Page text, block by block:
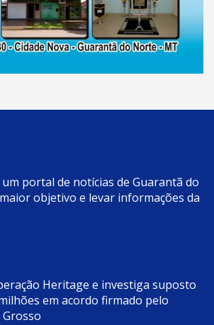
portal de notícias de Guarantã do
objetivo e levar informações da
Heritage e investiga suposto
em acordo firmado pelo